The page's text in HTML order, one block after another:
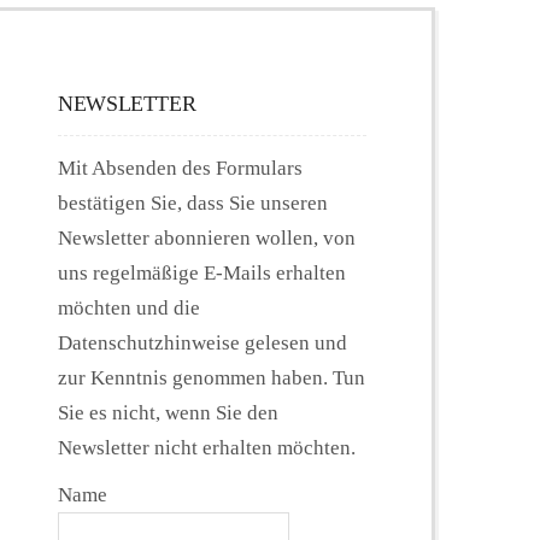
NEWSLETTER
Mit Absenden des Formulars
bestätigen Sie, dass Sie unseren
Newsletter abonnieren wollen, von
uns regelmäßige E-Mails erhalten
möchten und die
Datenschutzhinweise gelesen und
zur Kenntnis genommen haben. Tun
Sie es nicht, wenn Sie den
Newsletter nicht erhalten möchten.
Name